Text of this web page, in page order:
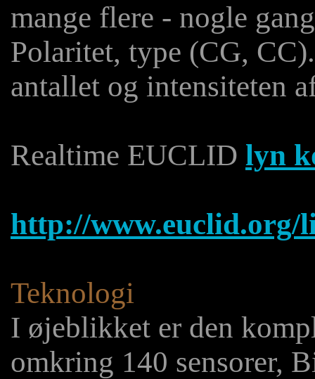
mange flere - nogle
Polaritet, type (CG,
antallet og intensiteten
Realtime EUCLID lyn
http://www.euclid.org/
Teknologi
I øjeblikket er den
omkring 140 sensorer,